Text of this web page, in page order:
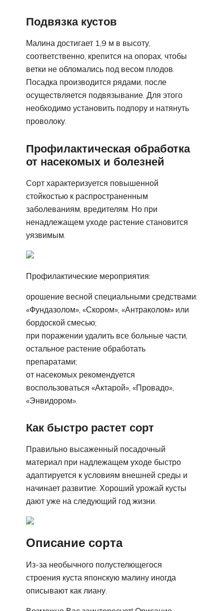
Подвязка кустов
Малина достигает 1,9 м в высоту,
соответственно, крепится на опорах, чтобы
ветки не обломались под весом плодов.
Посадка производится рядами, после
осуществляется подвязывание. Для этого
необходимо установить подпору и натянуть
проволоку.
Профилактическая обработка
от насекомых и болезней
Сорт характеризуется повышенной
стойкостью к распространенным
заболеваниям, вредителям. Но при
ненадлежащем уходе растение становится
уязвимым.
Профилактические мероприятия:
орошение весной специальными средствами:
«Фундазолом», «Скором», «Антраколом» или
бордоской смесью;
при поражении удалить все больные части,
остальное растение обработать
препаратами;
от насекомых рекомендуется
воспользоваться «Актарой», «Провадо»,
«Энвидором».
Как быстро растет сорт
Правильно высаженный посадочный
материал при надлежащем уходе быстро
адаптируется к условиям внешней среды и
начинает развитие. Хороший урожай кусты
дают уже на следующий год жизни.
Описание сорта
Из-за необычного полустелющегося
строения куста японскую малину иногда
описывают как лиану.